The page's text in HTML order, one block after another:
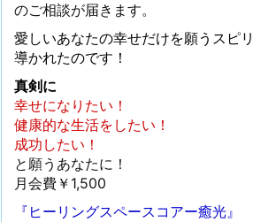
のご相談が届きます。
愛しいあなたの幸せだけを願うスピ
導かれたのです！
真剣に
幸せになりたい！
健康的な生活をしたい！
成功したい！
と願うあなたに！
月会費￥1,500
『ヒーリングスペースコアー癒光』